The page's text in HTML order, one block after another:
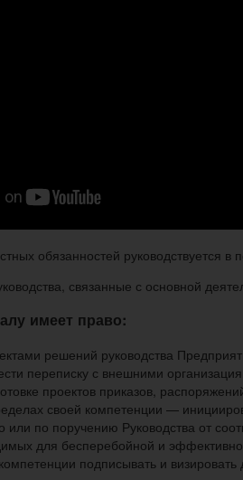
обязанностей
связанные с основной
имеет право:
решений руководства
переписку с внешними
проектов приказов,
своей компетенции —
или по поручению Руководства от
для бесперебойной и
подписывать и визировать